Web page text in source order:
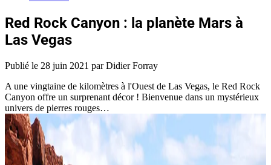
Red Rock Canyon : la planète Mars à
Las Vegas
Publié le 28 juin 2021 par Didier Forray
A une vingtaine de kilomètres à l'Ouest de Las Vegas, le Red Rock
Canyon offre un surprenant décor ! Bienvenue dans un mystérieux
univers de pierres rouges…